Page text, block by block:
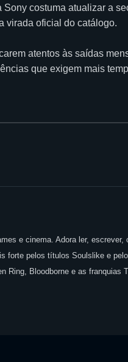
costuma atualizar a
virada oficial do catálogo.
atentos às saídas
que exigem mais
e cinema. Adora ler, escrever,
forte pelos títulos Soulslike e
Ring, Bloodborne e as franquias